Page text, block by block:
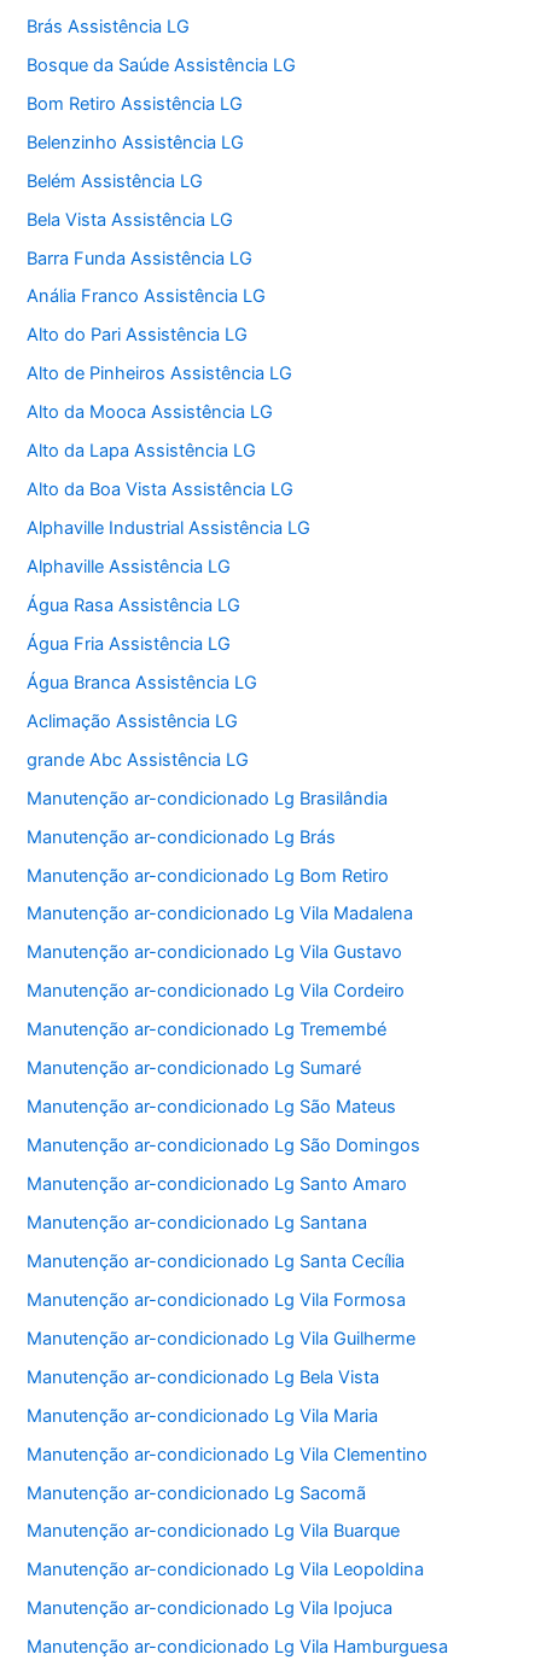
Brás Assistência LG
Bosque da Saúde Assistência LG
Bom Retiro Assistência LG
Belenzinho Assistência LG
Belém Assistência LG
Bela Vista Assistência LG
Barra Funda Assistência LG
Anália Franco Assistência LG
Alto do Pari Assistência LG
Alto de Pinheiros Assistência LG
Alto da Mooca Assistência LG
Alto da Lapa Assistência LG
Alto da Boa Vista Assistência LG
Alphaville Industrial Assistência LG
Alphaville Assistência LG
Água Rasa Assistência LG
Água Fria Assistência LG
Água Branca Assistência LG
Aclimação Assistência LG
grande Abc Assistência LG
Manutenção ar-condicionado Lg Brasilândia
Manutenção ar-condicionado Lg Brás
Manutenção ar-condicionado Lg Bom Retiro
Manutenção ar-condicionado Lg Vila Madalena
Manutenção ar-condicionado Lg Vila Gustavo
Manutenção ar-condicionado Lg Vila Cordeiro
Manutenção ar-condicionado Lg Tremembé
Manutenção ar-condicionado Lg Sumaré
Manutenção ar-condicionado Lg São Mateus
Manutenção ar-condicionado Lg São Domingos
Manutenção ar-condicionado Lg Santo Amaro
Manutenção ar-condicionado Lg Santana
Manutenção ar-condicionado Lg Santa Cecília
Manutenção ar-condicionado Lg Vila Formosa
Manutenção ar-condicionado Lg Vila Guilherme
Manutenção ar-condicionado Lg Bela Vista
Manutenção ar-condicionado Lg Vila Maria
Manutenção ar-condicionado Lg Vila Clementino
Manutenção ar-condicionado Lg Sacomã
Manutenção ar-condicionado Lg Vila Buarque
Manutenção ar-condicionado Lg Vila Leopoldina
Manutenção ar-condicionado Lg Vila Ipojuca
Manutenção ar-condicionado Lg Vila Hamburguesa